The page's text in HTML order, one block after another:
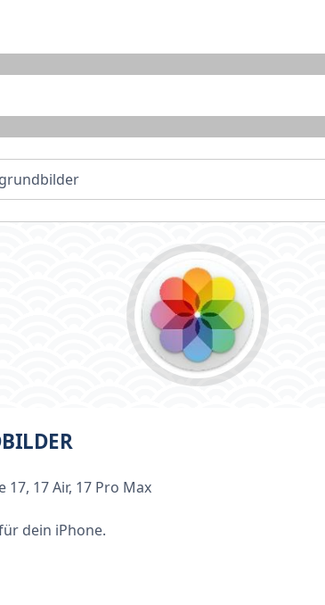
17 Air, 17 Pro Max
dein iPhone.